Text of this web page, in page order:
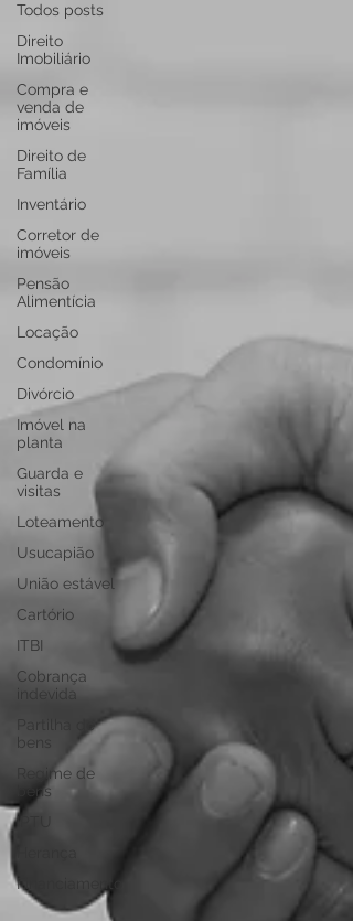
Todos posts
Direito
Imobiliário
Compra e
venda de
imóveis
Direito de
Família
Inventário
Corretor de
imóveis
Pensão
Alimentícia
Locação
Condomínio
Divórcio
Imóvel na
planta
Guarda e
visitas
Loteamento
Usucapião
União estável
Cartório
ITBI
Cobrança
indevida
Partilha de
bens
Regime de
bens
IPTU
Financiamento